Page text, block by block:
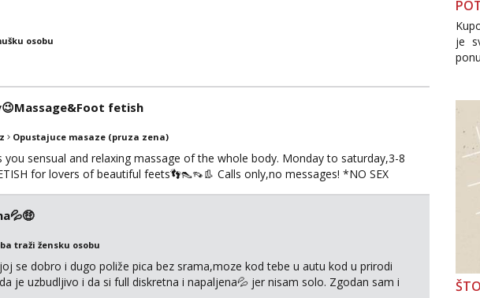
osobu
fetish
Opustajuce masaze (pruza zena)
sensual and relaxing massage of the whole body. Monday to saturday,3-8
for lovers of beautiful feets👣👠👡👢 Calls only,no messages! *NO SEX
traži žensku osobu
se dobro i dugo poliže pica bez srama,moze kod tebe u autu kod u prirodi
je uzbudljivo i da si full diskretna i napaljena💦 jer nisam solo. Zgodan sam i
je
se